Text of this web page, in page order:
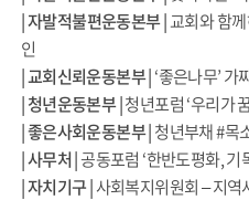
| 자발적불편운동본부 |교회와 함
인
| 교회신뢰운동본부 |‘좋은나무’ 가
| 청년운동본부 |청년포럼 ‘우리가
| 좋은사회운동본부 |청년부채 #목
| 사무처 |공동포럼 ‘한반도평화, 기
| 자치기구 |사회복지위원회 – 지